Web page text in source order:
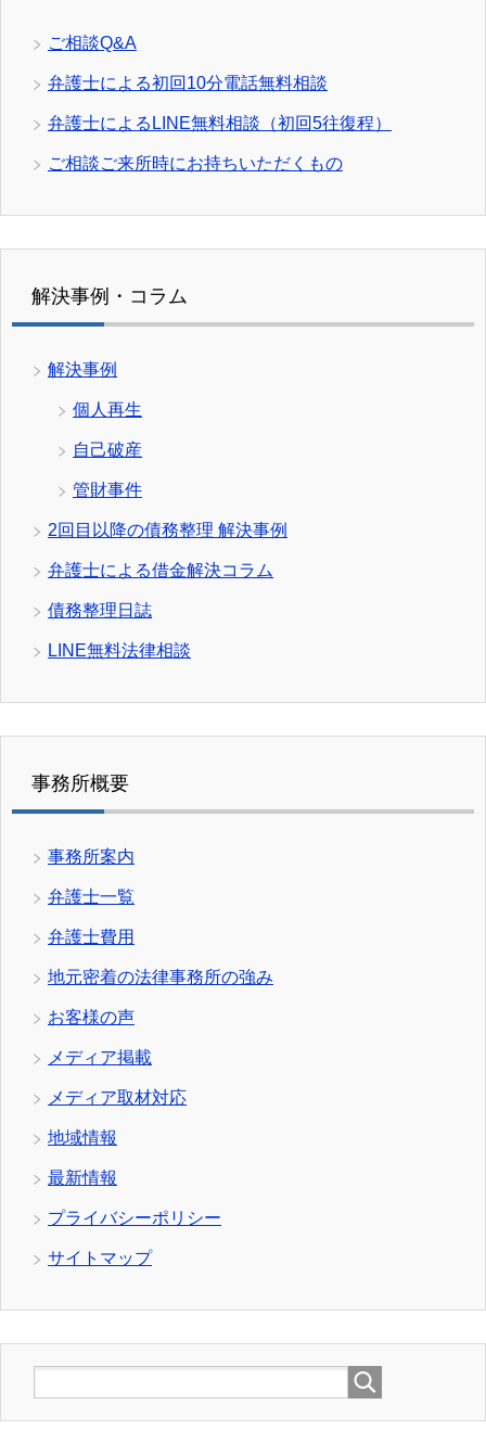
ご相談Q&A
弁護士による初回10分電話無料相談
弁護士によるLINE無料相談（初回5往復程）
ご相談ご来所時にお持ちいただくもの
解決事例・コラム
解決事例
個人再生
自己破産
管財事件
2回目以降の債務整理 解決事例
弁護士による借金解決コラム
債務整理日誌
LINE無料法律相談
事務所概要
事務所案内
弁護士一覧
弁護士費用
地元密着の法律事務所の強み
お客様の声
メディア掲載
メディア取材対応
地域情報
最新情報
プライバシーポリシー
サイトマップ